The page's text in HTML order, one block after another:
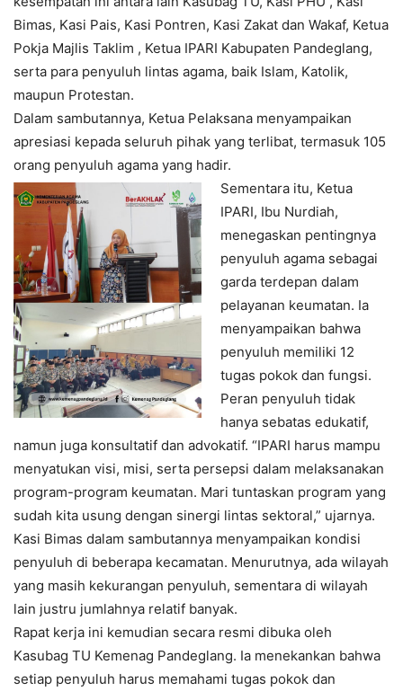
Bimas, Kasi Pais, Kasi Pontren, Kasi Zakat dan Wakaf, Ketua
Pokja Majlis Taklim , Ketua IPARI Kabupaten Pandeglang,
serta para penyuluh lintas agama, baik Islam, Katolik,
maupun Protestan.
Dalam sambutannya, Ketua Pelaksana menyampaikan
apresiasi kepada seluruh pihak yang terlibat, termasuk 105
orang penyuluh agama yang hadir.
Sementara itu, Ketua
IPARI, Ibu Nurdiah,
menegaskan pentingnya
penyuluh agama sebagai
garda terdepan dalam
pelayanan keumatan. Ia
menyampaikan bahwa
penyuluh memiliki 12
tugas pokok dan fungsi.
Peran penyuluh tidak
hanya sebatas edukatif,
namun juga konsultatif dan advokatif. “IPARI harus mampu
menyatukan visi, misi, serta persepsi dalam melaksanakan
program-program keumatan. Mari tuntaskan program yang
sudah kita usung dengan sinergi lintas sektoral,” ujarnya.
Kasi Bimas dalam sambutannya menyampaikan kondisi
penyuluh di beberapa kecamatan. Menurutnya, ada wilayah
yang masih kekurangan penyuluh, sementara di wilayah
lain justru jumlahnya relatif banyak.
Rapat kerja ini kemudian secara resmi dibuka oleh
Kasubag TU Kemenag Pandeglang. Ia menekankan bahwa
setiap penyuluh harus memahami tugas pokok dan